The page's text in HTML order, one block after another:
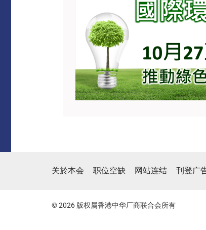
关於本会 职位空缺 网站连结 刊登广
© 2026 版权属香港中华厂商联合会所有